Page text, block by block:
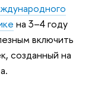
на 3–4 году
включить
созданный на